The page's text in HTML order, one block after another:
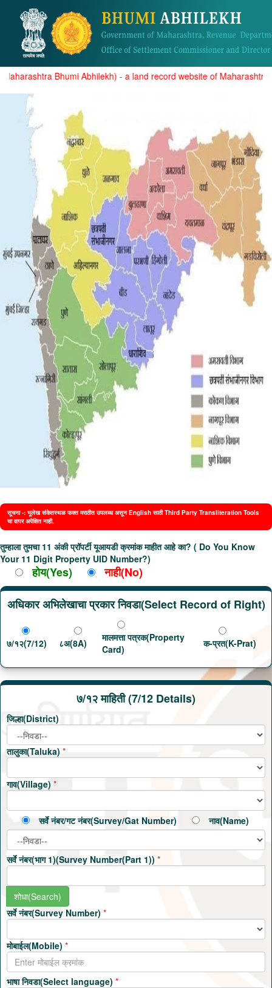
गाव नमुना नंबर ७/१२, ८अ, मालमत्ता पत्रक व क-प्रत
पाहणे
Bhumi Abhilekh) - a land record website of Maharashtra
सूचना -: भूलेख संकेतस्थळ फक्त मराठीत उपलब्ध असून English साठी Third Party Transliteration Tools
चा वापर अपेक्षित नाही.
तुम्हाला तुमचा 11 अंकी प्रॉपर्टी यूआयडी क्रमांक माहीत आहे का? ( Do You Know
Your 11 Digit Property UID Number?)
होय(Yes) नाही(No)
अधिकार अभिलेखाचा प्रकार निवडा(Select Record of Right)
७/१२(7/12) ८अ(8A)
मालमत्ता पत्रक(Property
Card)
क-प्रत(K-Prat)
७/१२ माहिती (7/12 Details)
जिल्हा(District)
तालुका(Taluka) *
गाव(Village) *
सर्वे नंबर/गट नंबर(Survey/Gat Number) नाव(Name)
सर्वे नंबर(भाग 1)(Survey Number(Part 1)) *
सर्वे नंबर(Survey Number) *
मोबाईल(Mobile) *
भाषा निवडा(Select language) *